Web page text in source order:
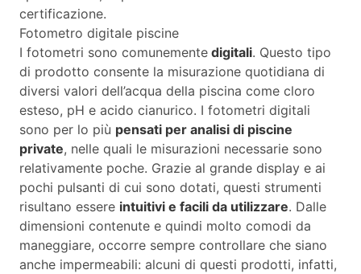
certificazione.
Fotometro digitale piscine
I fotometri sono comunemente digitali. Questo tipo
di prodotto consente la misurazione quotidiana di
diversi valori dell’acqua della piscina come cloro
esteso, pH e acido cianurico. I fotometri digitali
sono per lo più pensati per analisi di piscine
private, nelle quali le misurazioni necessarie sono
relativamente poche. Grazie al grande display e ai
pochi pulsanti di cui sono dotati, questi strumenti
risultano essere intuitivi e facili da utilizzare. Dalle
dimensioni contenute e quindi molto comodi da
maneggiare, occorre sempre controllare che siano
anche impermeabili: alcuni di questi prodotti, infatti,